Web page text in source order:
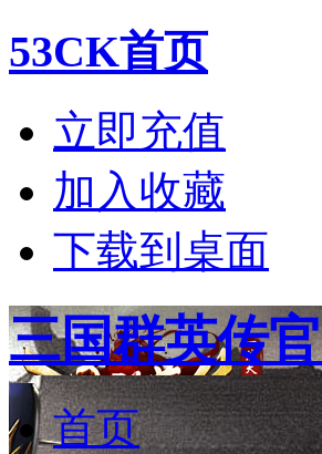
53CK首页
立即充值
加入收藏
下载到桌面
三国群英传
首页